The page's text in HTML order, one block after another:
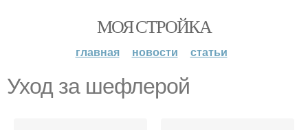
МОЯ СТРОЙКА
главная новости статьи
Уход за шефлерой